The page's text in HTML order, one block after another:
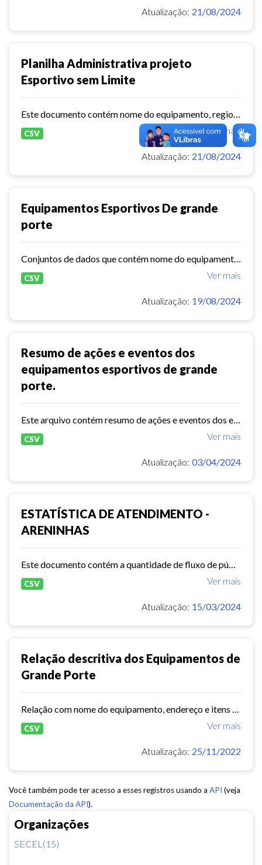
Organizações
SECEL(15)
Atualização: 21/08/2024
Planilha Administrativa projeto
Esportivo sem Limite
Ver mais
CSV
Atualização: 21/08/2024
Equipamentos Esportivos De grande
porte
Ver mais
CSV
Atualização: 19/08/2024
Resumo de ações e eventos dos
equipamentos esportivos de grande
porte.
Ver mais
CSV
Atualização: 03/04/2024
ESTATÍSTICA DE ATENDIMENTO -
ARENINHAS
Ver mais
CSV
Atualização: 15/03/2024
Relação descritiva dos Equipamentos de
Grande Porte
Ver mais
CSV
Atualização: 25/11/2022
Você também pode ter acesso a esses registros usando a API (veja
Documentação da API).